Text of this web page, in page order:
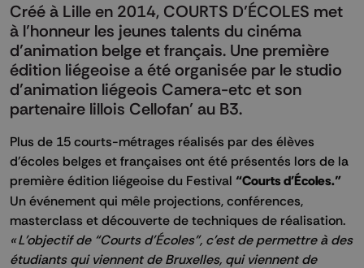
Créé à Lille en 2014, COURTS D’ÉCOLES met
à l’honneur les jeunes talents du cinéma
d’animation belge et français. Une première
édition liégeoise a été organisée par le studio
d’animation liégeois Camera-etc et son
partenaire lillois Cellofan’ au B3.
Plus de 15 courts-métrages réalisés par des élèves
d'écoles belges et françaises ont été présentés lors de la
première édition liégeoise du Festival “Courts d'Écoles.”
Un événement qui mêle projections, conférences,
masterclass et découverte de techniques de réalisation.
« L'objectif de “Courts d'Écoles”, c'est de permettre à des
étudiants qui viennent de Bruxelles, qui viennent de